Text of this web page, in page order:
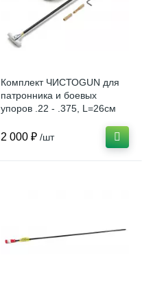
Комплект ЧИСТОGUN для
патронника и боевых
упоров .22 - .375, L=26см
2 000 ₽ /шт